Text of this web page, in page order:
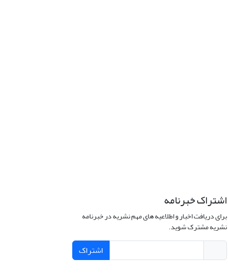
اشتراک خبرنامه
برای دریافت اخبار و اطلاعیه های مهم نشریه در خبرنامه
نشریه مشترک شوید.
اشتراک